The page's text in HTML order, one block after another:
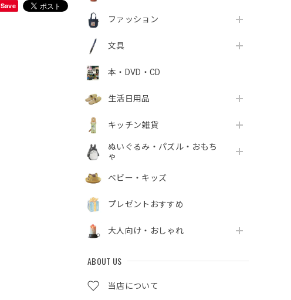
ファッション
文具
本・DVD・CD
生活日用品
キッチン雑貨
ぬいぐるみ・パズル・おもち
ゃ
ベビー・キッズ
プレゼントおすすめ
大人向け・おしゃれ
ABOUT US
当店について
Save